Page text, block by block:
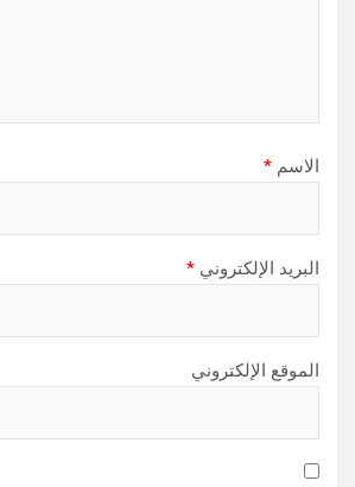
الاسم *
البريد الإلكتروني *
الموقع الإلكتروني